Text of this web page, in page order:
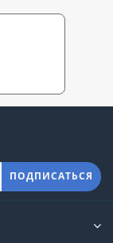
ПОДПИСАТЬСЯ